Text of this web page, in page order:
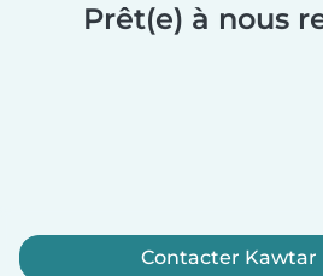
Prêt(e) à nous
Contacter Kawtar